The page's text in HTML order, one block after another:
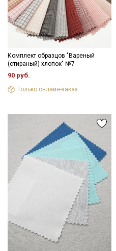
Комплект образцов "Вареный
(стираный) хлопок" №7
90 руб.
Только онлайн-заказ